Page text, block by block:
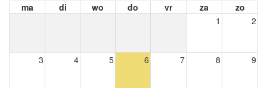
ma di wo do vr za
zo
1
2
3 4 5 6 7 8 9